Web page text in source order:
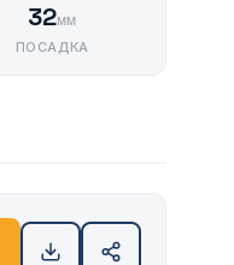
32мм
ПОСАДКА